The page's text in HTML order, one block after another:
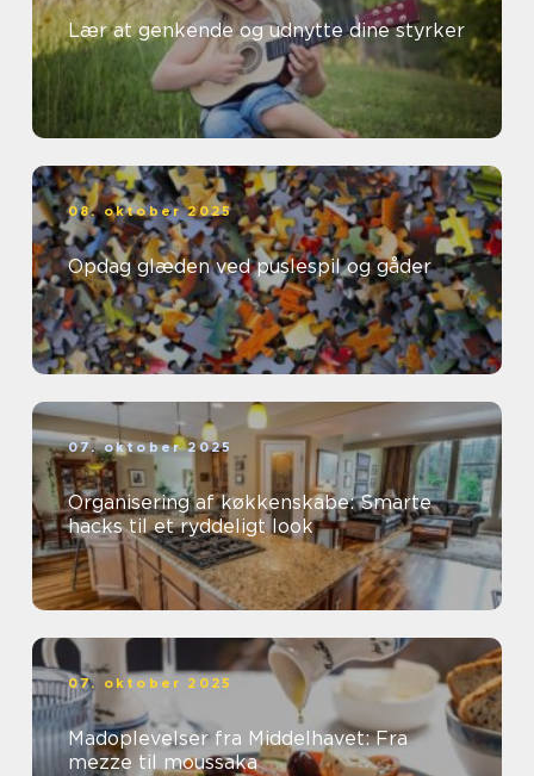
Lær at genkende og udnytte dine styrker
08. oktober 2025
Opdag glæden ved puslespil og gåder
07. oktober 2025
Organisering af køkkenskabe: Smarte
hacks til et ryddeligt look
07. oktober 2025
Madoplevelser fra Middelhavet: Fra
mezze til moussaka